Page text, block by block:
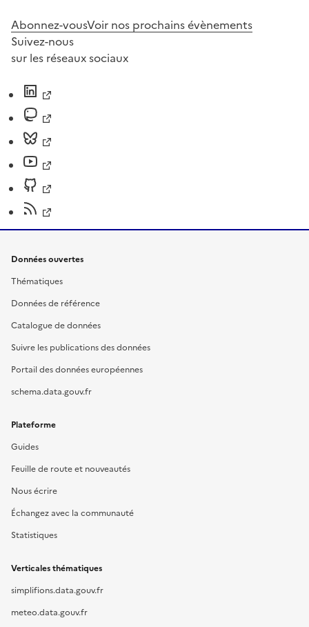
Abonnez-vousVoir nos prochains évènements
Suivez-nous
sur les réseaux sociaux
Données ouvertes
Thématiques
Données de référence
Catalogue de données
Suivre les publications des données
Portail des données européennes
schema.data.gouv.fr
Plateforme
Guides
Feuille de route et nouveautés
Nous écrire
Échangez avec la communauté
Statistiques
Verticales thématiques
simplifions.data.gouv.fr
meteo.data.gouv.fr